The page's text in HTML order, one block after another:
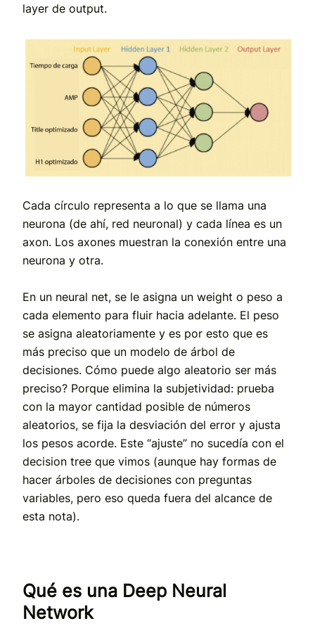
layer de output.
Cada círculo representa a lo que se llama una
neurona (de ahí, red neuronal) y cada línea es un
axon. Los axones muestran la conexión entre una
neurona y otra.
En un neural net, se le asigna un weight o peso a
cada elemento para fluir hacia adelante. El peso
se asigna aleatoriamente y es por esto que es
más preciso que un modelo de árbol de
decisiones. Cómo puede algo aleatorio ser más
preciso? Porque elimina la subjetividad: prueba
con la mayor cantidad posible de números
aleatorios, se fija la desviación del error y ajusta
los pesos acorde. Este “ajuste” no sucedía con el
decision tree que vimos (aunque hay formas de
hacer árboles de decisiones con preguntas
variables, pero eso queda fuera del alcance de
esta nota).
Qué es una Deep Neural
Network